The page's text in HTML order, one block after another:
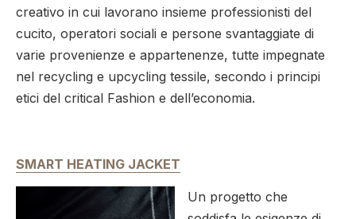
creativo in cui lavorano insieme professionisti del
cucito, operatori sociali e persone svantaggiate di
varie provenienze e appartenenze, tutte impegnate
nel recycling e upcycling tessile, secondo i principi
etici del critical Fashion e dell’economia.
SMART HEATING JACKET
Un progetto che